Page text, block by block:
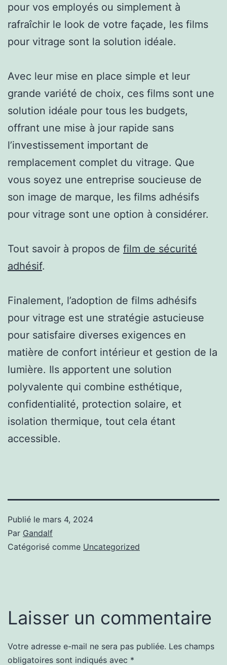
pour vos employés ou simplement à
rafraîchir le look de votre façade, les films
pour vitrage sont la solution idéale.
Avec leur mise en place simple et leur
grande variété de choix, ces films sont une
solution idéale pour tous les budgets,
offrant une mise à jour rapide sans
l’investissement important de
remplacement complet du vitrage. Que
vous soyez une entreprise soucieuse de
son image de marque, les films adhésifs
pour vitrage sont une option à considérer.
Tout savoir à propos de film de sécurité
adhésif.
Finalement, l’adoption de films adhésifs
pour vitrage est une stratégie astucieuse
pour satisfaire diverses exigences en
matière de confort intérieur et gestion de la
lumière. Ils apportent une solution
polyvalente qui combine esthétique,
confidentialité, protection solaire, et
isolation thermique, tout cela étant
accessible.
Publié le mars 4, 2024
Par Gandalf
Catégorisé comme Uncategorized
Laisser un commentaire
Votre adresse e-mail ne sera pas publiée. Les champs
obligatoires sont indiqués avec *